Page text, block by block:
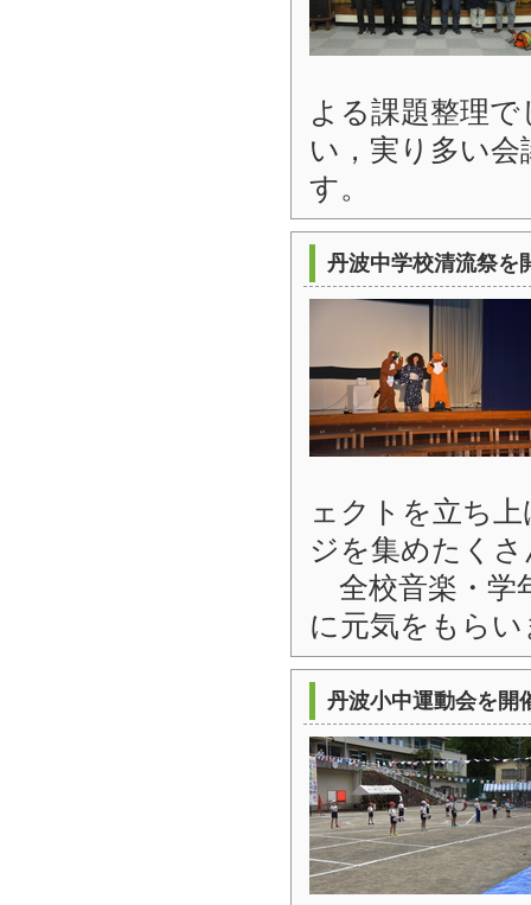
よる課題整理
い，実り多い
す。
丹波中学校清流祭を
ェクトを立ち
ジを集めたく
全校音楽・学
に元気をもら
丹波小中運動会を開